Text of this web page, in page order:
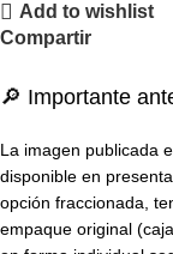
Add to wishlist
Compartir
🔎 Importante
La imagen publicada
disponible en
opción fraccionada,
empaque original